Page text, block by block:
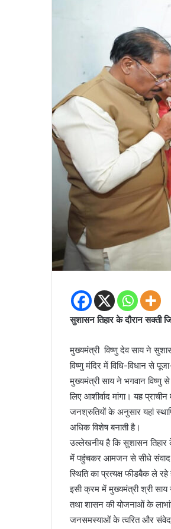
सुशासन तिहार के दौरान सक्ती
मुख्यमंत्री विष्णु देव साय ने
विष्णु मंदिर में विधि-विधान से
मुख्यमंत्री साय ने भगवान विष्णु
लिए आशीर्वाद मांगा। यह
जनश्रुतियों के अनुसार यहां
अधिक विशेष बनाती है।
उल्लेखनीय है कि सुशासन तिहार
में पहुंचकर आमजन से सीधे संवाद
स्थिति का प्रत्यक्ष फीडबैक ले रहे
इसी क्रम में मुख्यमंत्री श्री साय
तथा शासन की योजनाओं के
जनसमस्याओं के त्वरित और